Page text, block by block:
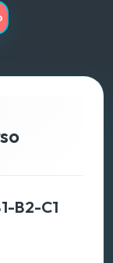
B2-C1